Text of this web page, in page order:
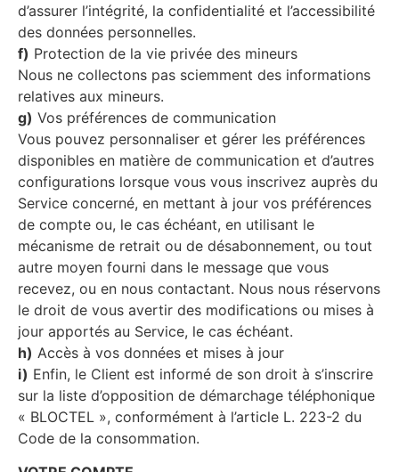
d’assurer l’intégrité, la confidentialité et l’accessibilité
des données personnelles.
f) Protection de la vie privée des mineurs
Nous ne collectons pas sciemment des informations
relatives aux mineurs.
g) Vos préférences de communication
Vous pouvez personnaliser et gérer les préférences
disponibles en matière de communication et d’autres
configurations lorsque vous vous inscrivez auprès du
Service concerné, en mettant à jour vos préférences
de compte ou, le cas échéant, en utilisant le
mécanisme de retrait ou de désabonnement, ou tout
autre moyen fourni dans le message que vous
recevez, ou en nous contactant. Nous nous réservons
le droit de vous avertir des modifications ou mises à
jour apportés au Service, le cas échéant.
h) Accès à vos données et mises à jour
i) Enfin, le Client est informé de son droit à s’inscrire
sur la liste d’opposition de démarchage téléphonique
« BLOCTEL », conformément à l’article L. 223-2 du
Code de la consommation.